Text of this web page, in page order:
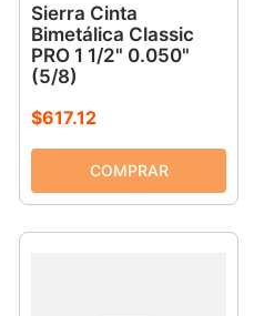
Sierra Cinta
Bimetálica Classic
PRO 1 1/2" 0.050"
(5/8)
$617.12